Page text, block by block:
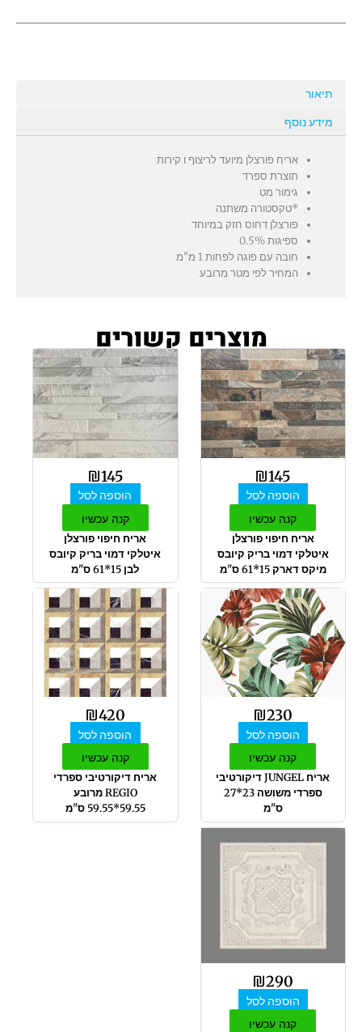
תיאור
מידע נוסף
אריח פורצלן מיועד לריצוף ו קירות
תוצרת ספרד
גימור מט
*טקסטורה משתנה
פורצלן דחוס חזק במיוחד
ספיגות 0.5%
חובה עם פוגה לפחות 1 מ"מ
המחיר לפי מטר מרובע
מוצרים קשורים
₪145
הוספה לסל
קנה עכשיו
אריח חיפוי פורצלן
איטלקי דמוי בריק קיובס
מיקס דארק 15*61 ס"מ
₪145
הוספה לסל
קנה עכשיו
אריח חיפוי פורצלן
איטלקי דמוי בריק קיובס
לבן 15*61 ס"מ
₪230
הוספה לסל
קנה עכשיו
אריח JUNGEL דיקורטיבי
ספרדי משושה 23*27
ס"מ
₪420
הוספה לסל
קנה עכשיו
אריח דיקורטיבי ספרדי
REGIO מרובע
59.55*59.55 ס"מ
₪290
הוספה לסל
קנה עכשיו